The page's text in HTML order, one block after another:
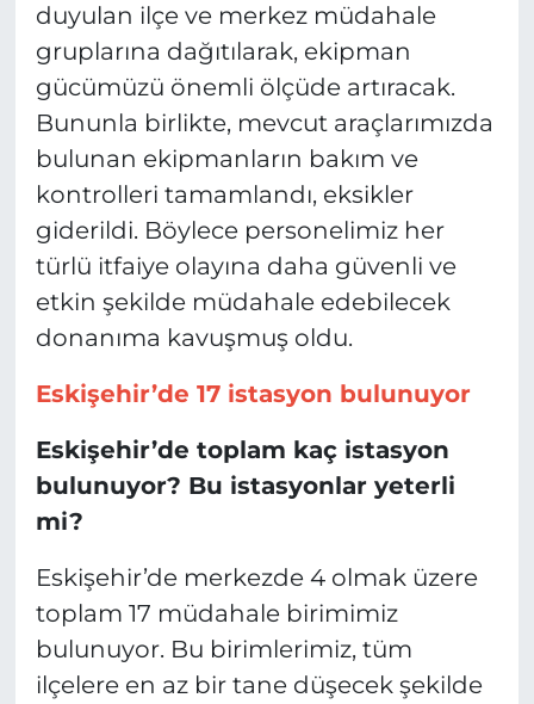
duyulan ilçe ve merkez müdahale
gruplarına dağıtılarak, ekipman
gücümüzü önemli ölçüde artıracak.
Bununla birlikte, mevcut araçlarımızda
bulunan ekipmanların bakım ve
kontrolleri tamamlandı, eksikler
giderildi. Böylece personelimiz her
türlü itfaiye olayına daha güvenli ve
etkin şekilde müdahale edebilecek
donanıma kavuşmuş oldu.
Eskişehir’de 17 istasyon bulunuyor
Eskişehir’de toplam kaç istasyon
bulunuyor? Bu istasyonlar yeterli
mi?
Eskişehir’de merkezde 4 olmak üzere
toplam 17 müdahale birimimiz
bulunuyor. Bu birimlerimiz, tüm
ilçelere en az bir tane düşecek şekilde